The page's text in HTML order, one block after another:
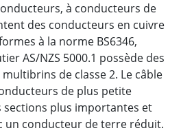
à conducteurs de
des conducteurs en cuivre
à la norme BS6346,
AS/NZS 5000.1 possède des
de classe 2. Le câble
de plus petite
sections plus importantes et
un conducteur de terre réduit.